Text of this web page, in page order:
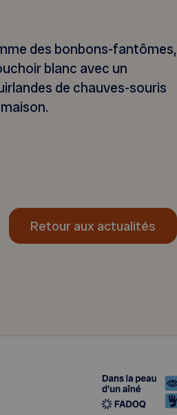
des bonbons-fantômes,
blanc avec un
de chauves-souris
Retour aux actualités